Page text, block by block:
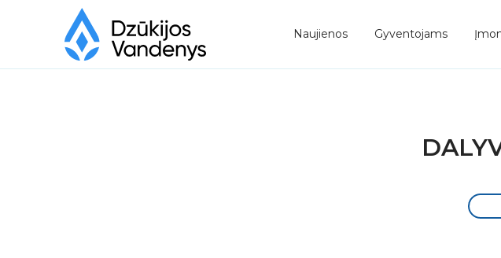
Naujienos Gyventojams